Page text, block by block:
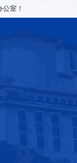
室！